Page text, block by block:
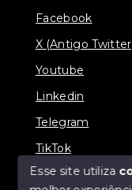
Facebook
X (Antigo
Youtube
Linkedin
Telegram
TikTok
Esse site utiliza